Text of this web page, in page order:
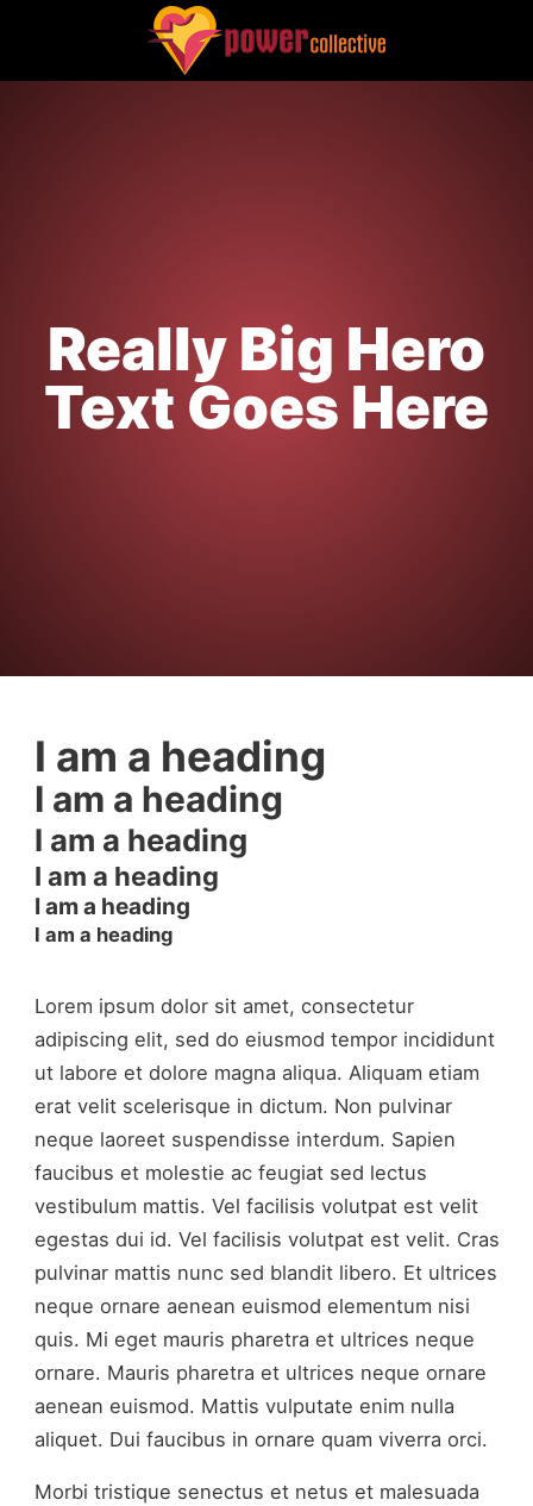
Really Big Hero
Text Goes Here
I am a heading
I am a heading
I am a heading
I am a heading
I am a heading
I am a heading
Lorem ipsum dolor sit amet, consectetur
adipiscing elit, sed do eiusmod tempor incididunt
ut labore et dolore magna aliqua. Aliquam etiam
erat velit scelerisque in dictum. Non pulvinar
neque laoreet suspendisse interdum. Sapien
faucibus et molestie ac feugiat sed lectus
vestibulum mattis. Vel facilisis volutpat est velit
egestas dui id. Vel facilisis volutpat est velit. Cras
pulvinar mattis nunc sed blandit libero. Et ultrices
neque ornare aenean euismod elementum nisi
quis. Mi eget mauris pharetra et ultrices neque
ornare. Mauris pharetra et ultrices neque ornare
aenean euismod. Mattis vulputate enim nulla
aliquet. Dui faucibus in ornare quam viverra orci.
Morbi tristique senectus et netus et malesuada